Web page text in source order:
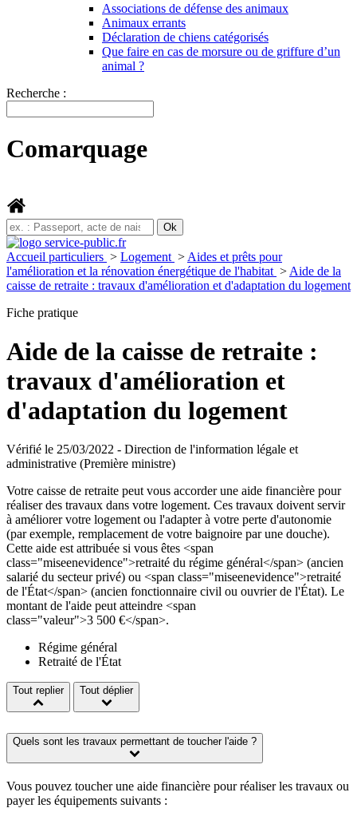
Associations de défense des animaux
Animaux errants
Déclaration de chiens catégorisés
Que faire en cas de morsure ou de griffure d’un
animal ?
Recherche :
Comarquage
Accueil particuliers > Logement > Aides et prêts pour
l'amélioration et la rénovation énergétique de l'habitat > Aide de la
caisse de retraite : travaux d'amélioration et d'adaptation du logement
Fiche pratique
Aide de la caisse de retraite :
travaux d'amélioration et
d'adaptation du logement
Vérifié le 25/03/2022 - Direction de l'information légale et
administrative (Première ministre)
Votre caisse de retraite peut vous accorder une aide financière pour
réaliser des travaux dans votre logement. Ces travaux doivent servir
à améliorer votre logement ou l'adapter à votre perte d'autonomie
(par exemple, remplacement de votre baignoire par une douche).
Cette aide est attribuée si vous êtes <span
class="miseenevidence">retraité du régime général</span> (ancien
salarié du secteur privé) ou <span class="miseenevidence">retraité
de l'État</span> (ancien fonctionnaire civil ou ouvrier de l'État). Le
montant de l'aide peut atteindre <span
class="valeur">3 500 €</span>.
Régime général
Retraité de l'État
Tout replier Tout déplier
Quels sont les travaux permettant de toucher l'aide ?
Vous pouvez toucher une aide financière pour réaliser les travaux ou
payer les équipements suivants :